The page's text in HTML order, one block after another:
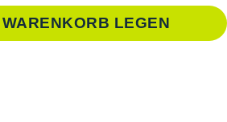
LEGEN